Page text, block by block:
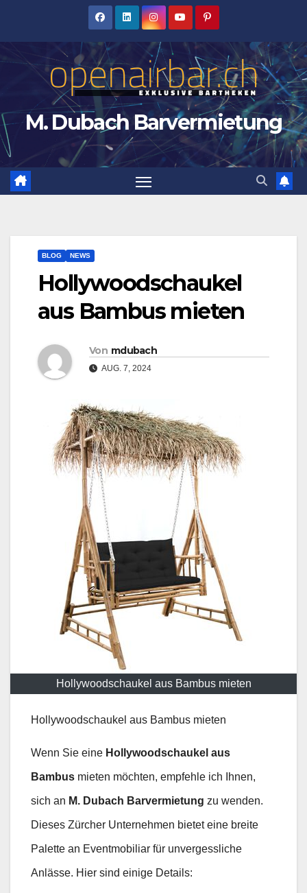
M. Dubach Barvermietung
BLOG NEWS
Hollywoodschaukel
aus Bambus mieten
Von mdubach
AUG. 7, 2024
Hollywoodschaukel aus Bambus mieten
Hollywoodschaukel aus Bambus mieten
Wenn Sie eine Hollywoodschaukel aus
Bambus mieten möchten, empfehle ich Ihnen,
sich an M. Dubach Barvermietung zu wenden.
Dieses Zürcher Unternehmen bietet eine breite
Palette an Eventmobiliar für unvergessliche
Anlässe. Hier sind einige Details: